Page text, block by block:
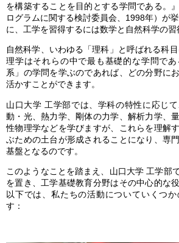
を構築することを目的とする学問である。
ログラムに関する検討委員会、1998年）が
に、工学を習得するには数学と自然科学の習
自然科学、いわゆる「理科」と呼ばれる科
理学はそれらの中で最も基礎的な学問で
系」の学問を学ぶのであれば、どの分野に
活かすことができます。
山口大学 工学部では、学科の特性に応じ
動・光、熱力学、剛体の力学、解析力学、
性物理学などを学びますが、これらを理解
ぶための土台が形成されることになり、専
基盤となるのです。
このようなことを踏まえ、山口大学 工学部
を置き、工学基礎教育分野はその中心的な
以下では、私たちの活動についていくつ
す：